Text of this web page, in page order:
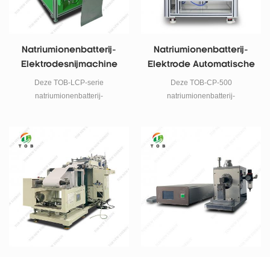
Natriumionenbatterij-
Elektrodesnijmachine
Deze TOB-LCP-serie
natriumionenbatterij-
snijden van natriumionenbatterij-
anoden en kathode-elektroden
uit één stuk.
Natriumionenbatterij-
Elektrode Automatische
Snijmachine
Deze TOB-CP-500
natriumionenbatterij-
worden geschakeld tussen de
vaste lengtemodus en de
inductiemodus.